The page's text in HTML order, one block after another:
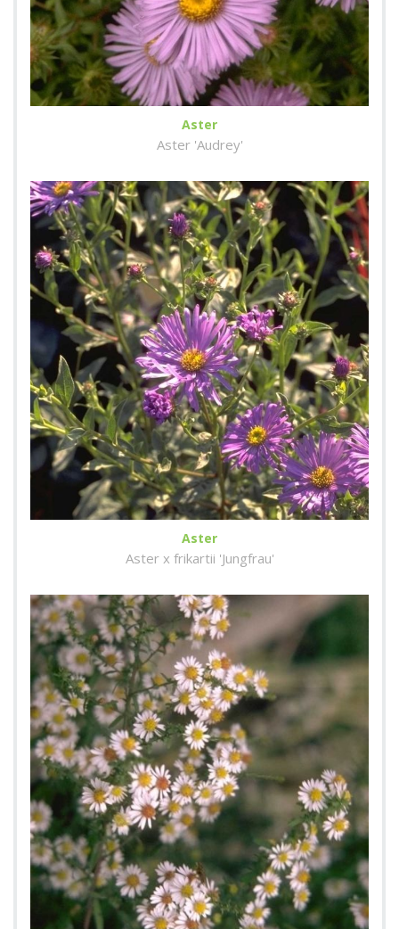
Aster
Aster 'Audrey'
Aster
Aster x frikartii 'Jungfrau'